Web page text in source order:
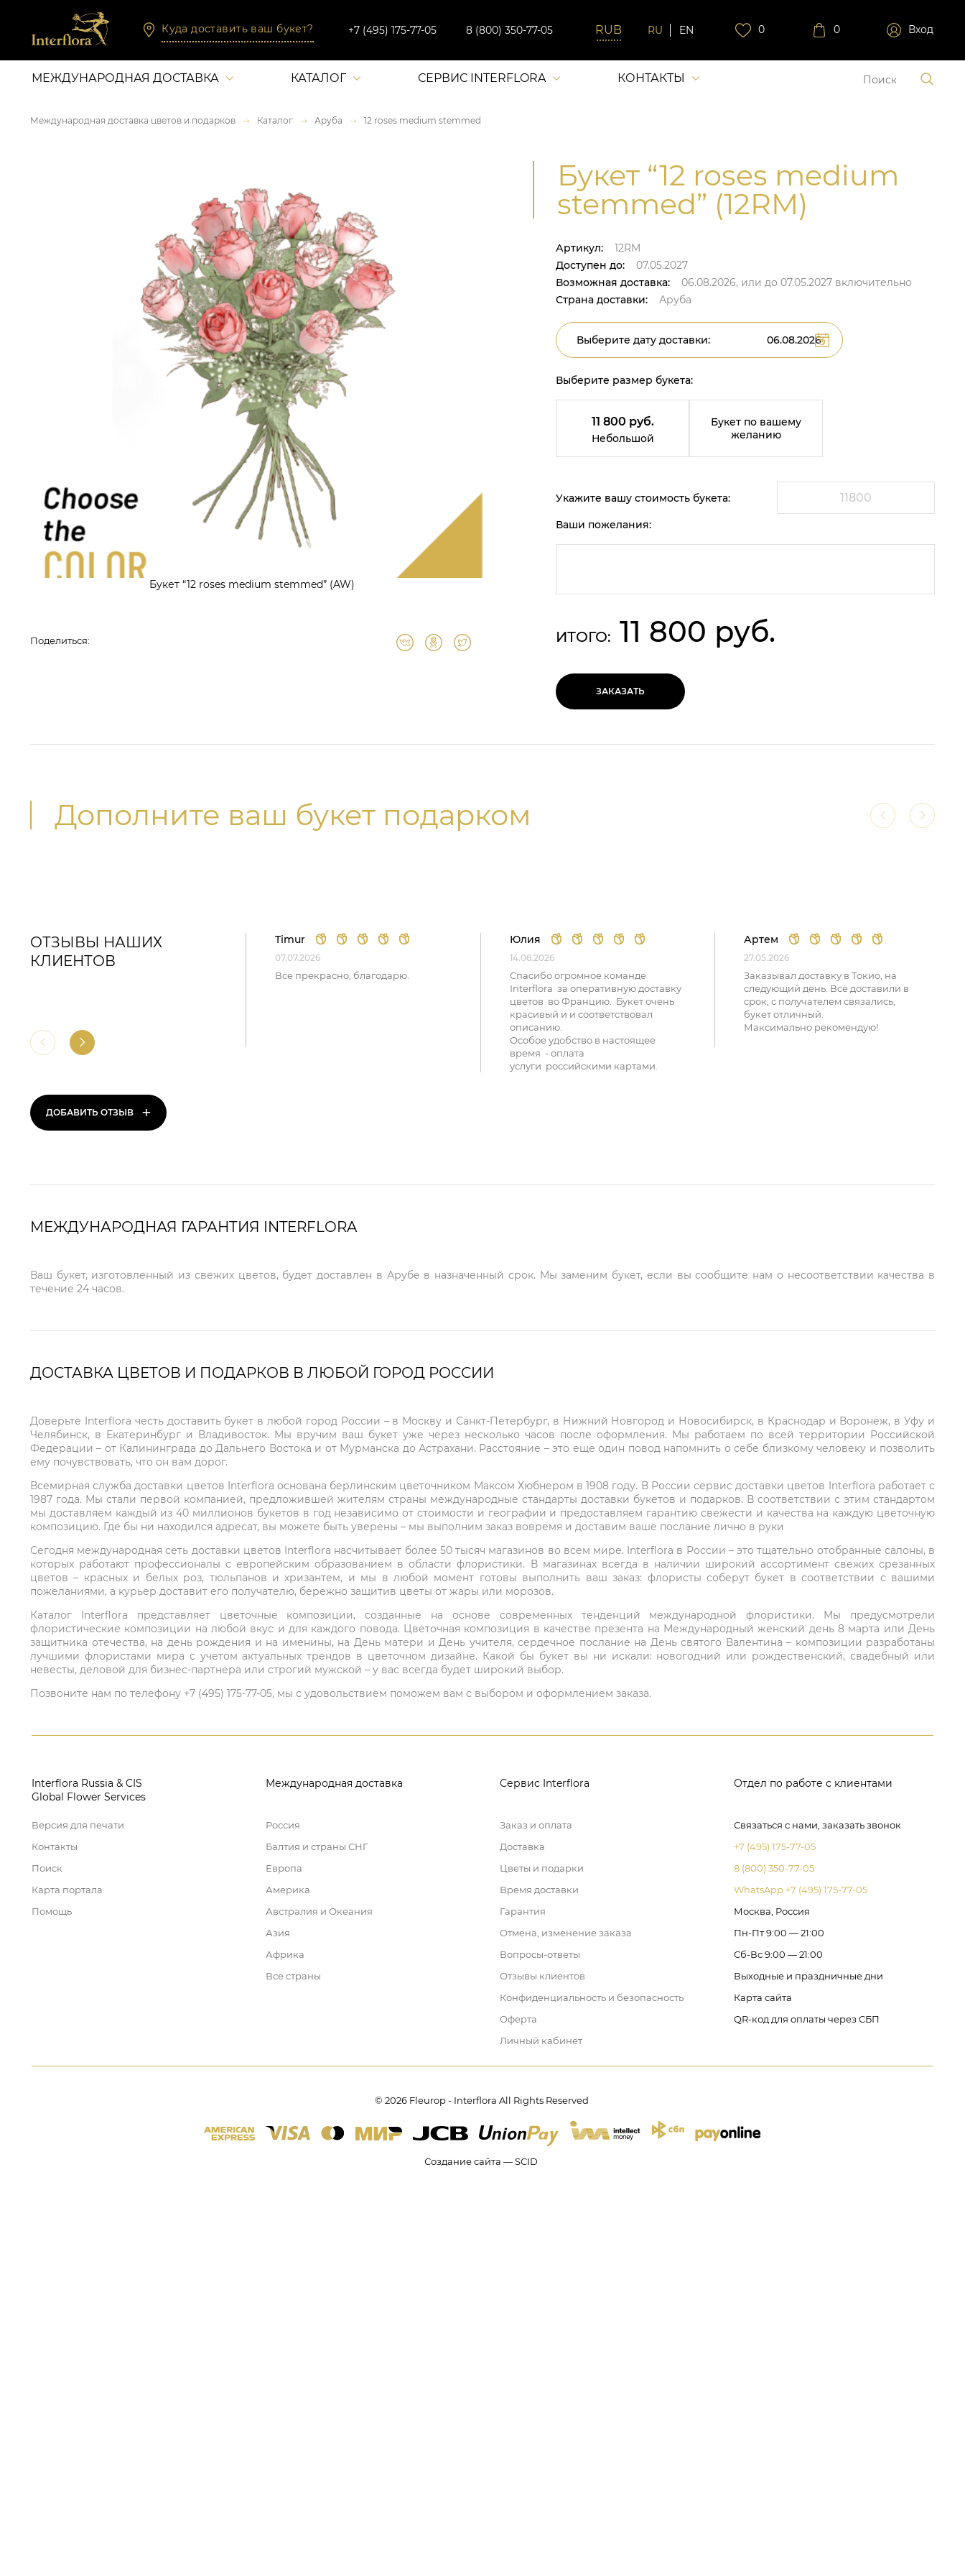
Куда доставить ваш букет? +7 (495) 175-77-05 8 (800) 350-77-05 RU EN 0 0 Вход
МЕЖДУНАРОДНАЯ ДОСТАВКА КАТАЛОГ СЕРВИС INTERFLORA КОНТАКТЫ
Международная доставка цветов и подарков Каталог Аруба 12 roses medium stemmed
Букет “12 roses medium stemmed” (AW)
Поделиться:
Букет “12 roses medium
stemmed” (12RM)
Артикул:
12RM
Доступен до:
07.05.2027
Возможная доставка:
06.08.2026, или до 07.05.2027 включительно
Страна доставки:
Аруба
Выберите дату доставки:
Выберите размер букета:
11 800 руб.
Небольшой
Букет по вашему
желанию
Укажите вашу стоимость букета:
Ваши пожелания:
ИТОГО: 11 800 руб.
ЗАКАЗАТЬ
Дополните ваш букет подарком
ОТЗЫВЫ НАШИХ
КЛИЕНТОВ
ДОБАВИТЬ ОТЗЫВ +
Timur
07.07.2026
Все прекрасно, благодарю.
Юлия
14.06.2026
Спасибо огромное команде
Interflora за оперативную доставку
цветов во Францию. Букет очень
красивый и и соответствовал
описанию.
Особое удобство в настоящее
время - оплата
услуги российскими картами.
Артем
27.05.2026
Заказывал доставку в Токио, на
следующий день. Всё доставили в
срок, с получателем связались,
букет отличный.
Максимально рекомендую!
МЕЖДУНАРОДНАЯ ГАРАНТИЯ INTERFLORA
Ваш букет, изготовленный из свежих цветов, будет доставлен в Арубе в назначенный срок. Мы заменим букет, если вы сообщите нам о несоответствии качества в
течение 24 часов.
ДОСТАВКА ЦВЕТОВ И ПОДАРКОВ В ЛЮБОЙ ГОРОД РОССИИ
Доверьте Interflora честь доставить букет в любой город России – в Москву и Санкт-Петербург, в Нижний Новгород и Новосибирск, в Краснодар и Воронеж, в Уфу и
Челябинск, в Екатеринбург и Владивосток. Мы вручим ваш букет уже через несколько часов после оформления. Мы работаем по всей территории Российской
Федерации – от Калининграда до Дальнего Востока и от Мурманска до Астрахани. Расстояние – это еще один повод напомнить о себе близкому человеку и позволить
ему почувствовать, что он вам дорог.
Всемирная служба доставки цветов Interflora основана берлинским цветочником Максом Хюбнером в 1908 году. В России сервис доставки цветов Interflora работает с
1987 года. Мы стали первой компанией, предложившей жителям страны международные стандарты доставки букетов и подарков. В соответствии с этим стандартом
мы доставляем каждый из 40 миллионов букетов в год независимо от стоимости и географии и предоставляем гарантию свежести и качества на каждую цветочную
композицию. Где бы ни находился адресат, вы можете быть уверены – мы выполним заказ вовремя и доставим ваше послание лично в руки
Сегодня международная сеть доставки цветов Interflora насчитывает более 50 тысяч магазинов во всем мире. Interflora в России – это тщательно отобранные салоны, в
которых работают профессионалы с европейским образованием в области флористики. В магазинах всегда в наличии широкий ассортимент свежих срезанных
цветов – красных и белых роз, тюльпанов и хризантем, и мы в любой момент готовы выполнить ваш заказ: флористы соберут букет в соответствии с вашими
пожеланиями, а курьер доставит его получателю, бережно защитив цветы от жары или морозов.
Каталог Interflora представляет цветочные композиции, созданные на основе современных тенденций международной флористики. Мы предусмотрели
флористические композиции на любой вкус и для каждого повода. Цветочная композиция в качестве презента на Международный женский день 8 марта или День
защитника отечества, на день рождения и на именины, на День матери и День учителя, сердечное послание на День святого Валентина – композиции разработаны
лучшими флористами мира с учетом актуальных трендов в цветочном дизайне. Какой бы букет вы ни искали: новогодний или рождественский, свадебный или
невесты, деловой для бизнес-партнера или строгий мужской – у вас всегда будет широкий выбор.
Позвоните нам по телефону +7 (495) 175-77-05, мы с удовольствием поможем вам с выбором и оформлением заказа.
Interflora Russia & CIS
Global Flower Services
Версия для печати
Контакты
Поиск
Карта портала
Помощь
Международная доставка
Россия
Балтия и страны СНГ
Европа
Америка
Австралия и Океания
Азия
Африка
Все страны
Сервис Interflora
Заказ и оплата
Доставка
Цветы и подарки
Время доставки
Гарантия
Отмена, изменение заказа
Вопросы-ответы
Отзывы клиентов
Конфиденциальность и безопасность
Оферта
Личный кабинет
Отдел по работе с клиентами
Связаться с нами, заказать звонок
+7 (495) 175-77-05
8 (800) 350-77-05
WhatsApp +7 (495) 175-77-05
Москва, Россия
Пн-Пт 9:00 — 21:00
Сб-Вс 9:00 — 21:00
Выходные и праздничные дни
Карта сайта
QR-код для оплаты через СБП
© 2026 Fleurop - Interflora All Rights Reserved
Создание сайта — SCID